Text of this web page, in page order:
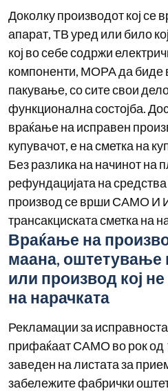
Доколку производот кој се
апарат, ТВ уред или било
кој во себе содржи
компоненти, МОРА да биде
пакување, со сите свои
функционална состојба.
враќање на исправен
купувачот, е на сметка на
Без разлика на начинот на
рефундацијата на
производ се врши САМО
трансакциската сметка на
Враќање на
маана, оштетување
или производ кој
на нарачката
Рекламации за
прифаќаат САМО во рок од
заведен на листата за
забележите фабрички